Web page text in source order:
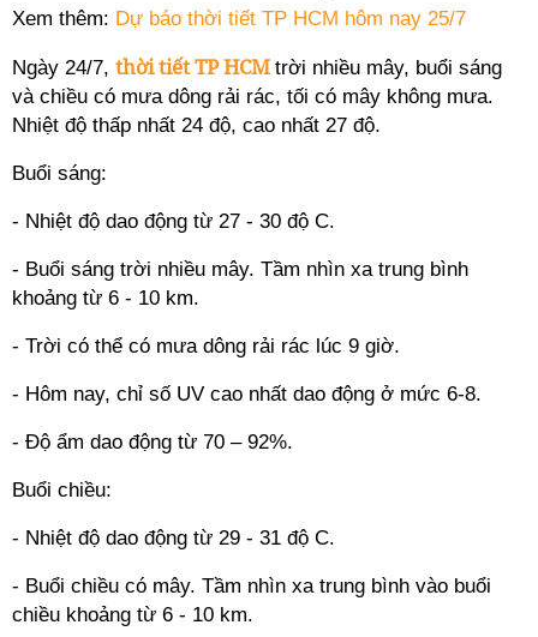
Xem thêm: Dự báo thời tiết TP HCM hôm nay 25/7
Ngày 24/7, thời tiết TP HCM trời nhiều mây, buổi sáng
và chiều có mưa dông rải rác, tối có mây không mưa.
Nhiệt độ thấp nhất 24 độ, cao nhất 27 độ.
Buổi sáng:
- Nhiệt độ dao động từ 27 - 30 độ C.
- Buổi sáng trời nhiều mây. Tầm nhìn xa trung bình
khoảng từ 6 - 10 km.
- Trời có thể có mưa dông rải rác lúc 9 giờ.
- Hôm nay, chỉ số UV cao nhất dao động ở mức 6-8.
- Độ ẩm dao động từ 70 – 92%.
Buổi chiều:
- Nhiệt độ dao động từ 29 - 31 độ C.
- Buổi chiều có mây. Tầm nhìn xa trung bình vào buổi
chiều khoảng từ 6 - 10 km.